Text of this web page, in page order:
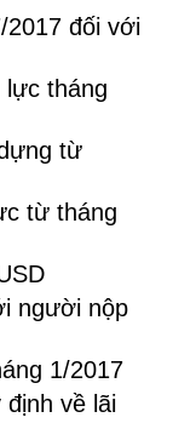
đối với
lực tháng
từ
từ tháng
người nộp
1/2017
về lãi